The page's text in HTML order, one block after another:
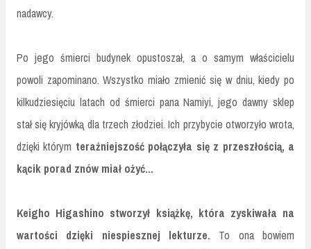
nadawcy.
Po jego śmierci budynek opustoszał, a o samym właścicielu
powoli zapominano. Wszystko miało zmienić się w dniu, kiedy po
kilkudziesięciu latach od śmierci pana Namiyi, jego dawny sklep
stał się kryjówką dla trzech złodziei. Ich przybycie otworzyło wrota,
dzięki którym teraźniejszość połączyła się z przeszłością, a
kącik porad znów miał ożyć...
Keigho Higashino stworzył książkę, która zyskiwała na
wartości dzięki niespiesznej lekturze. To ona bowiem